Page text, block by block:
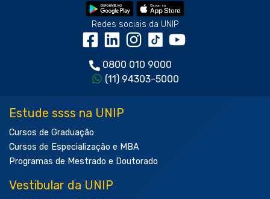
Redes sociais da UNIP
0800 010 9000
(11) 94303-5000
Estude ssss na UNIP
Cursos de Graduação
Cursos de Especialização e MBA
Programas de Mestrado e Doutorado
Vestibular da UNIP